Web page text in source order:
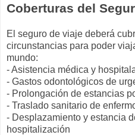
Coberturas del
El seguro de viaje deberá
circunstancias para poder
mundo:
- Asistencia médica y
- Gastos odontológicos de
- Prolongación de estancias
- Traslado sanitario de
- Desplazamiento y estancia
hospitalización